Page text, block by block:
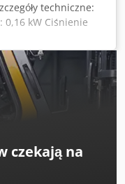
techniczne:
kW Ciśnienie
l Całkowite
tłokowa ze
uszczelka
jest w porządku. Na
*
czekają na